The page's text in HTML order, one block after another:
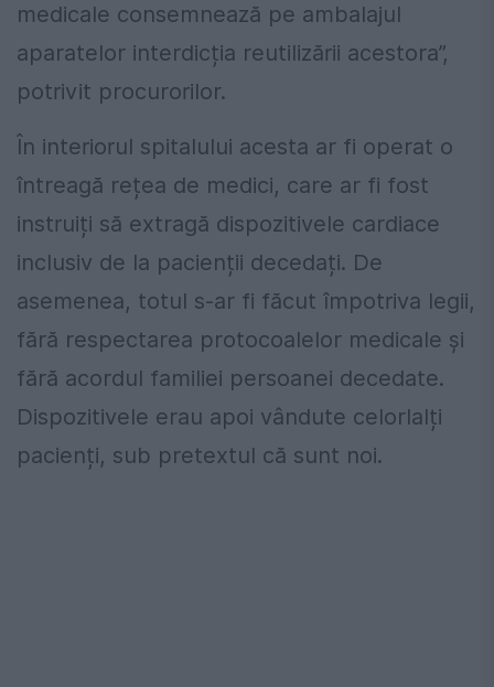
medicale consemnează pe ambalajul
aparatelor interdicția reutilizării acestora”,
potrivit procurorilor.
În interiorul spitalului acesta ar fi operat o
întreagă rețea de medici, care ar fi fost
instruiți să extragă dispozitivele cardiace
inclusiv de la pacienții decedați. De
asemenea, totul s-ar fi făcut împotriva legii,
fără respectarea protocoalelor medicale și
fără acordul familiei persoanei decedate.
Dispozitivele erau apoi vândute celorlalți
pacienți, sub pretextul că sunt noi.